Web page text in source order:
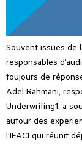
Souvent issues de
responsables
toujours de
Adel Rahmani,
Underwriting1, a
autour des
l’IFACI qui réunit